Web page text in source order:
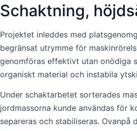
Schaktning,
Projektet inleddes med
begränsat utrymme för
genomföras effektivt utan onödiga
organiskt material och instabila
Under schaktarbetet sorterades
jordmassorna kunde användas för
separeras och stabiliseras.